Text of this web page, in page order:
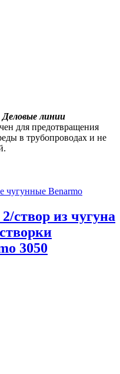
линии
для предотвращения
в трубопроводах и не
чугунные Benarmo
створ из чугуна
3050